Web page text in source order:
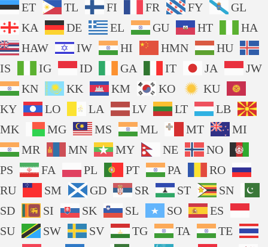
ET
TL FI FR FY
GL
KA
DE EL GU HT
HA
HAW
IW HI HMN
HU
IS
IG ID GA IT JA
JW
KN
KK KM KO
KU
KY
LO LA LV LT
LB
MK
MG MS ML MT
MI
MR
MN MY NE
NO
PS
FA PL PT PA
RO
RU
SM GD SR ST
SN
SD
SI SK SL SO
ES
SU
SW SV TG TA
TE